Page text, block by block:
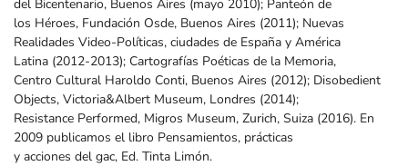
del Bicentenario, Buenos Aires (mayo 2010); Panteón de
los Héroes, Fundación Osde, Buenos Aires (2011); Nuevas
Realidades Video-Políticas, ciudades de España y América
Latina (2012-2013); Cartografías Poéticas de la Memoria,
Centro Cultural Haroldo Conti, Buenos Aires (2012); Disobedient
Objects, Victoria&Albert Museum, Londres (2014);
Resistance Performed, Migros Museum, Zurich, Suiza (2016). En
2009 publicamos el libro Pensamientos, prácticas
y acciones del gac, Ed. Tinta Limón.